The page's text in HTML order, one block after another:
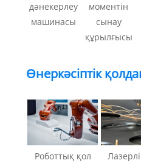
дәнекерлеу
машинасы
моментін
сынау
құрылғысы
Өнеркәсіптік
Роботтық қол